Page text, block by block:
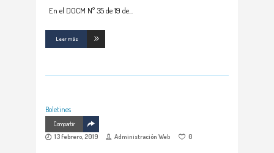
En el DOCM Nº 35 de 19 de
Leer más
Boletines
Compartir
13 febrero, 2019 Administración Web 0